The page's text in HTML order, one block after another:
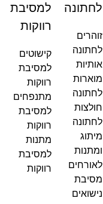
לחתונה
זוהרים
לחתונה
אותיות
מוארות
לחתונה
חולצות
לחתונה
מיתוג
ומתנות
לאורחים
מסיבת
נישואים
למסיבת
רווקות
קישוטים
למסיבת
רווקות
מתנפחים
למסיבת
רווקות
מתנות
למסיבת
רווקות